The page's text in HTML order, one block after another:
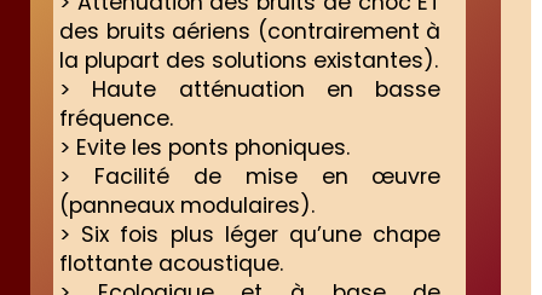
des bruits aériens (contrairement à
la plupart des solutions existantes).
> Haute atténuation en basse
fréquence.
> Evite les ponts phoniques.
> Facilité de mise en œuvre
(panneaux modulaires).
> Six fois plus léger qu’une chape
flottante acoustique.